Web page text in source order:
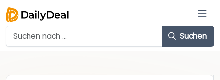
Suchen